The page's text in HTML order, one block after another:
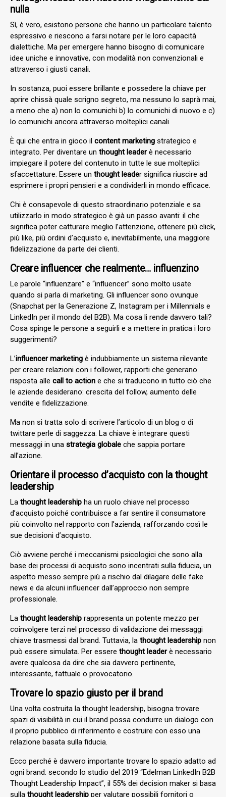
nulla
Sì, è vero, esistono persone che hanno un particolare talento
espressivo e riescono a farsi notare per le loro capacità
dialettiche. Ma per emergere hanno bisogno di comunicare
idee uniche e innovative, con modalità non convenzionali e
attraverso i giusti canali.
In sostanza, puoi essere brillante e possedere la chiave per
aprire chissà quale scrigno segreto, ma nessuno lo saprà mai,
a meno che a) non lo comunichi b) lo comunichi di nuovo e c)
lo comunichi ancora attraverso molteplici canali.
È qui che entra in gioco il content marketing strategico e
integrato. Per diventare un thought leaderè necessario
impiegare il potere del contenuto in tutte le sue molteplici
sfaccettature. Essere un thought leader significa riuscire ad
esprimere i propri pensieri e a condividerli in mondo efficace.
Chi è consapevole di questo straordinario potenziale e sa
utilizzarlo in modo strategico è già un passo avanti: il che
significa poter catturare meglio l’attenzione, ottenere più click,
più like, più ordini d’acquisto e, inevitabilmente, una maggiore
fidelizzazione da parte dei clienti.
Creare influencer che realmente… influenzino
Le parole “influenzare” e “influencer” sono molto usate
quando si parla di marketing. Gli influencer sono ovunque
(Snapchat per la Generazione Z, Instagram per i Millennials e
LinkedIn per il mondo del B2B). Ma cosa li rende davvero tali?
Cosa spinge le persone a seguirli e a mettere in pratica i loro
suggerimenti?
L’influencer marketing è indubbiamente un sistema rilevante
per creare relazioni con i follower, rapporti che generano
risposta alle call to action e che si traducono in tutto ciò che
le aziende desiderano: crescita del follow, aumento delle
vendite e fidelizzazione.
Ma non si tratta solo di scrivere l’articolo di un blog o di
twittare perle di saggezza. La chiave è integrare questi
messaggi in una strategia globale che sappia portare
all’azione.
Orientare il processo d’acquisto con la thought
leadership
La thought leadership ha un ruolo chiave nel processo
d’acquisto poiché contribuisce a far sentire il consumatore
più coinvolto nel rapporto con l’azienda, rafforzando così le
sue decisioni d’acquisto.
Ciò avviene perché i meccanismi psicologici che sono alla
base dei processi di acquisto sono incentrati sulla fiducia, un
aspetto messo sempre più a rischio dal dilagare delle fake
news e da alcuni influencer dall’approccio non sempre
professionale.
La thought leadership rappresenta un potente mezzo per
coinvolgere terzi nel processo di validazione dei messaggi
chiave trasmessi dal brand. Tuttavia, la thought leadership non
può essere simulata. Per essere thought leader è necessario
avere qualcosa da dire che sia davvero pertinente,
interessante, fattuale o provocatorio.
Trovare lo spazio giusto per il brand
Una volta costruita la thought leadership, bisogna trovare
spazi di visibilità in cui il brand possa condurre un dialogo con
il proprio pubblico di riferimento e costruire con esso una
relazione basata sulla fiducia.
Ecco perché è davvero importante trovare lo spazio adatto ad
ogni brand: secondo lo studio del 2019 “Edelman LinkedIn B2B
Thought Leadership Impact”, il 55% dei decision maker si basa
sulla thought leadership per valutare possibili fornitori o